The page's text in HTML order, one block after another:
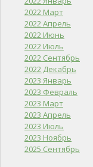
2022 Март
2022 Апрель
2022 Июнь
2022 Июль
2022 Сентябрь
2022 Декабрь
2023 Январь
2023 Февраль
2023 Март
2023 Апрель
2023 Июль
2023 Ноябрь
2025 Сентябрь